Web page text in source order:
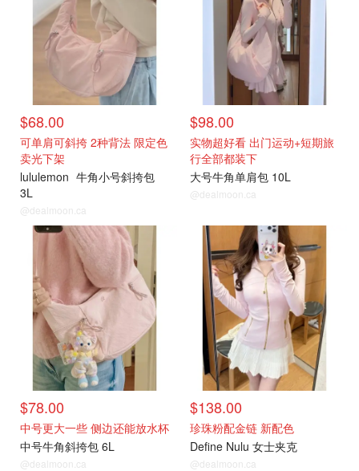
$68.00
可单肩可斜挎 2种背法 限定色
卖光下架
lululemon 牛角小号斜挎包
3L
@dealmoon.ca
$98.00
实物超好看 出门运动+短期旅
行全部都装下
大号牛角单肩包 10L
@dealmoon.ca
$78.00
中号更大一些 侧边还能放水杯
中号牛角斜挎包 6L
@dealmoon.ca
$138.00
珍珠粉配金链 新配色
Define Nulu 女士夹克
@dealmoon.ca